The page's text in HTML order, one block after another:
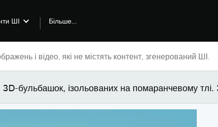
ШІ Більше…
3D-бульбашок, ізольованих на помаранчевому тлі.